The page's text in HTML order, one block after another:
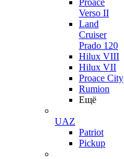
Proace
Verso II
Land
Cruiser
Prado 120
Hilux VIII
Hilux VII
Proace City
Rumion
Ещё
UAZ
Patriot
Pickup